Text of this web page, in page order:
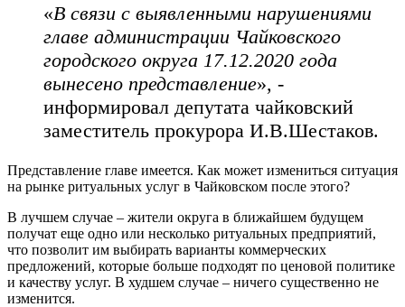
«В связи с выявленными нарушениями
главе администрации Чайковского
городского округа 17.12.2020 года
вынесено представление», -
информировал депутата чайковский
заместитель прокурора И.В.Шестаков.
Представление главе имеется. Как может измениться ситуация
на рынке ритуальных услуг в Чайковском после этого?
В лучшем случае – жители округа в ближайшем будущем
получат еще одно или несколько ритуальных предприятий,
что позволит им выбирать варианты коммерческих
предложений, которые больше подходят по ценовой политике
и качеству услуг. В худшем случае – ничего существенно не
изменится.